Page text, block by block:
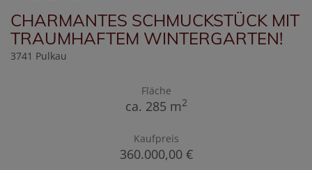
CHARMANTES SCHMUCKSTÜCK MIT
TRAUMHAFTEM WINTERGARTEN!
3741 Pulkau
Fläche
ca. 285 m2
Kaufpreis
360.000,00 €